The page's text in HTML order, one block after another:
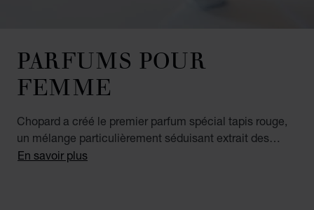
PARFUMS POUR
FEMME
Chopard a créé le premier parfum spécial tapis rouge,
un mélange particulièrement séduisant extrait des
roses les plus somptueuses au monde. Dégageant leur
En savoir plus